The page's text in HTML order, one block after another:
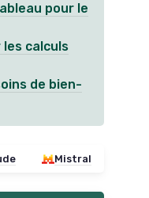
pour le
calculs
de bien-
Mistral